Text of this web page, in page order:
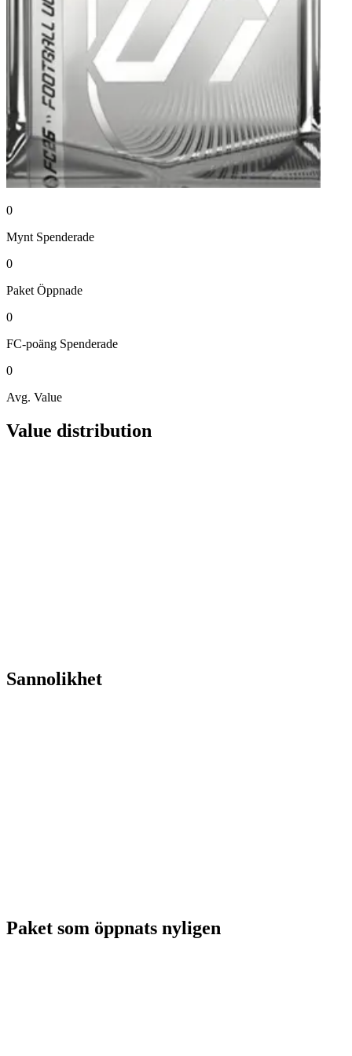
0
Mynt Spenderade
0
Paket Öppnade
0
FC-poäng Spenderade
0
Avg. Value
Value distribution
Sannolikhet
Paket som öppnats nyligen